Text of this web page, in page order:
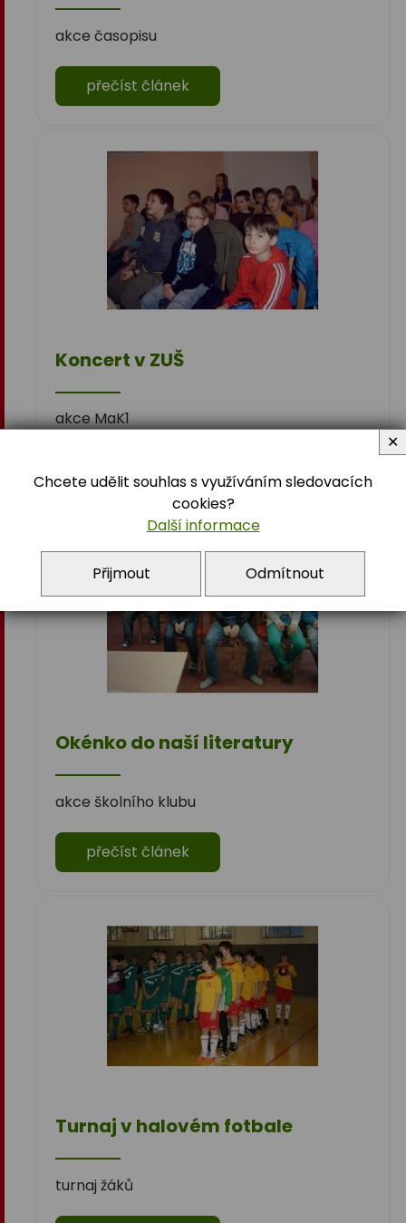
akce časopisu
přečíst článek
Koncert v ZUŠ
akce MaK1
Okénko do naší literatury
akce školního klubu
přečíst článek
Turnaj v halovém fotbale
turnaj žáků
Chcete udělit souhlas s využíváním sledovacích
cookies?
Další informace
Přijmout Odmítnout
✕